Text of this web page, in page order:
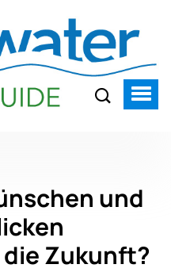
und
Zukunft?